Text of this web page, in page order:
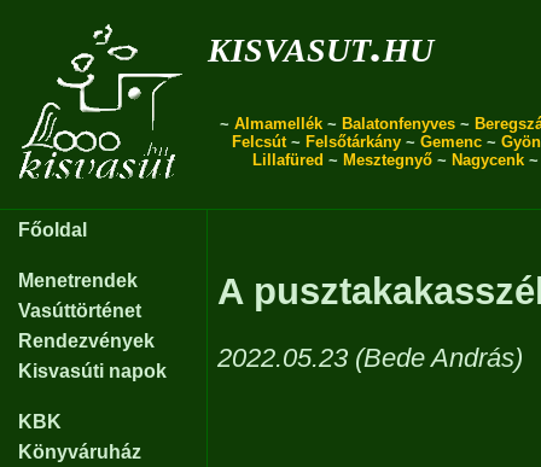
kisvasut.hu
~ Almamellék ~ Balatonfenyves ~
Felcsút~ Felsőtárkány ~ Gemenc ~
Lillafüred ~ Mesztegnyő~ Nagycenk
Főoldal
Menetrendek
Vasúttörténet
Rendezvények
Kisvasúti napok
KBK
Könyváruház
A
2022.05.23 (Bede András)